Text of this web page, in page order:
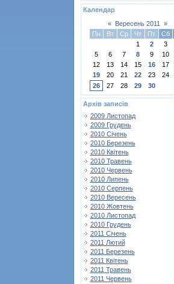
Календар
« Вересень 2011
»
Пн
Вт Ср Чт Пт Сб
1
2 3
5
6 7 8 9 10
12
13 14 15 16 17
19
20 21 22 23 24
26
27 28 29 30
Архів записів
2009 Листопад
2009 Грудень
2010 Січень
2010 Березень
2010 Квітень
2010 Травень
2010 Червень
2010 Липень
2010 Серпень
2010 Вересень
2010 Жовтень
2010 Листопад
2010 Грудень
2011 Січень
2011 Лютий
2011 Березень
2011 Квітень
2011 Травень
2011 Червень